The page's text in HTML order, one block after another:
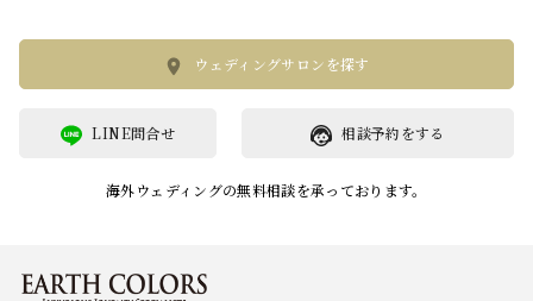
ウェディングサロンを探す
相談予約をする
LINE問合せ
海外ウェディングの無料相談を承っております。